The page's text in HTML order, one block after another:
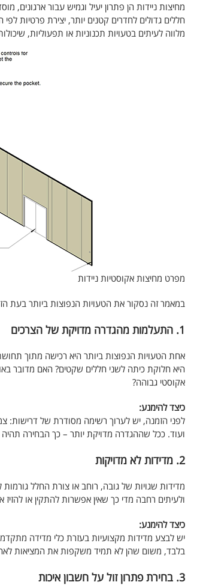
מחיצות ניידות הן פתרון יעיל וגמיש עבור
חללים גדולים לחדרים קטנים יותר, יצירת פרטיות
מלווה לעיתים בטעויות תכנוניות או תפעוליות,
מפרט מחיצות אקוסטיות ניידות
במאמר זה נסקור את הטעויות הנפוצות ביותר בעת
1. התעלמות מהגדרה מדויקת של הצרכים
אחת הטעויות הנפוצות ביותר היא רכישה מתוך
היא חלוקת כיתה לשני חללים שקטים? האם מדובר
אקוסטי גבוהה?
כיצד להימנע:
לפני הזמנה, יש לערוך רשימה מסודרת של דרישות:
ועוד. ככל שההגדרה מדויקת יותר – כך הבחירה
2. מדידות לא מדויקות
מדידות שגויות של גובה, רוחב או צורת החלל
ולעיתים רחבה מדי כך שאין אפשרות להתקין או להזיז
כיצד להימנע:
יש לבצע מדידות מקצועיות בעזרת כלי מדידה
בלבד, משום שהן לא תמיד משקפות את המציאות
3. בחירת פתרון זול על חשבון איכות